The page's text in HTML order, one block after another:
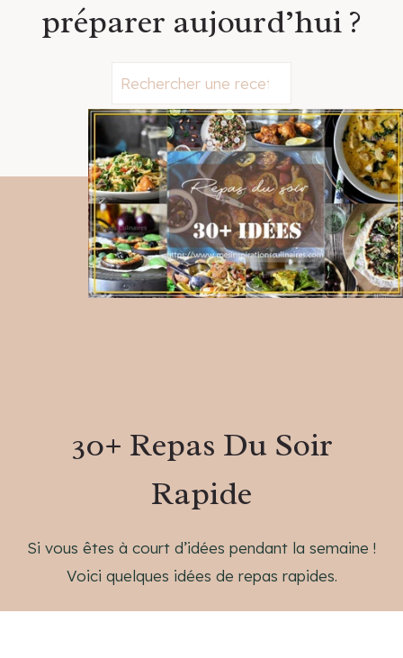
préparer aujourd’hui ?
e
a
r
c
h
30+ Repas Du Soir
Rapide
Si vous êtes à court d’idées pendant la semaine !
Voici quelques idées de repas rapides.